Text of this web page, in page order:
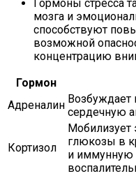
Гормоны стресса
мозга и
способствуют
возможной
концентрацию
Гормон
Адреналин Возбуждает
сердечную
Кортизол
глюкозы в
и иммунную